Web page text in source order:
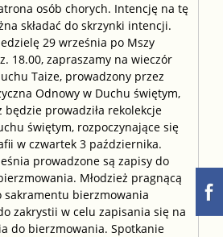
osób chorych. Intencję na tę
składać do skrzynki intencji.
29 września po Mszy
18.00, zapraszamy na wieczór
Taize, prowadzony przez
Odnowy w Duchu świętym,
będzie prowadziła rekolekcje
świętym, rozpoczynające się
w czwartek 3 października.
prowadzone są zapisy do
Młodzież pragnącą
sakramentu bierzmowania
zakrystii w celu zapisania się na
do bierzmowania. Spotkanie